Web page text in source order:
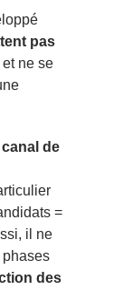
pas
et ne se
de
=
il ne
phases
des